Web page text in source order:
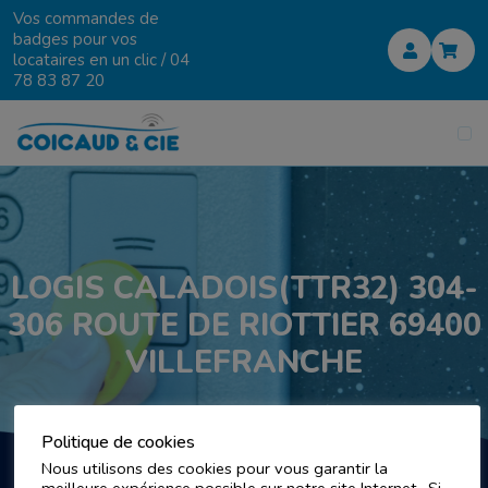
Vos commandes de
badges pour vos
locataires en un clic /04
78 83 87 20
LOGIS CALADOIS(TTR32) 304-
306 ROUTE DE RIOTTIER 69400
VILLEFRANCHE
Politique de cookies
Nous utilisons des cookies pour vous garantir la